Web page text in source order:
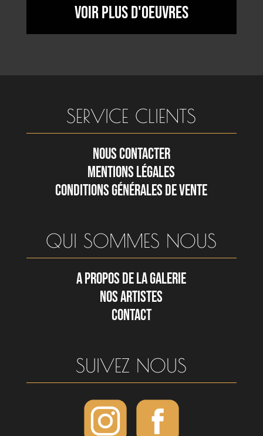
Voir plus d'oeuvres
SERVICE CLIENTS
NOUS CONTACTER
MENTIONS LÉGALES
CONDITIONS GÉNÉRALES DE VENTE
QUI SOMMES NOUS
A PROPOS DE LA GALERIE
NOS ARTISTES
CONTACT
SUIVEZ NOUS